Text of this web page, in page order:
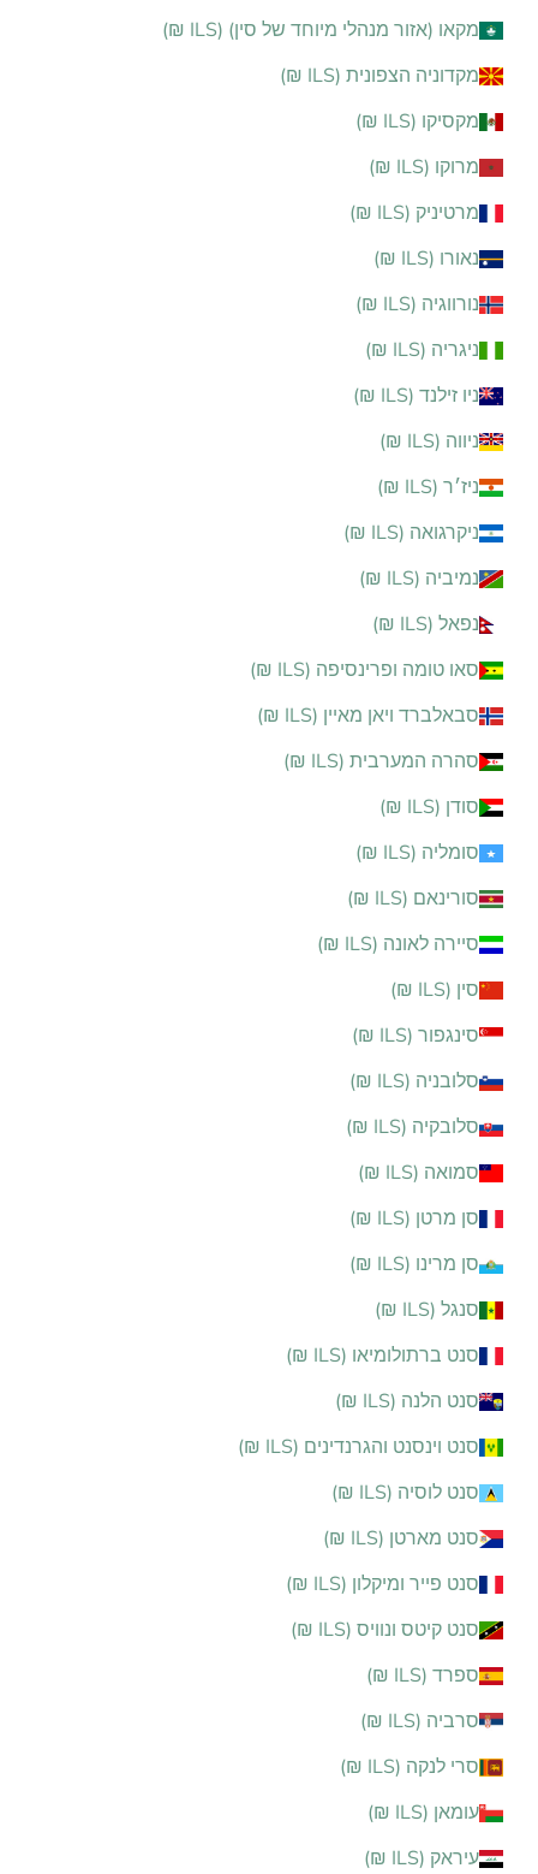
מקאו (אזור מנהלי מיוחד של סין) (ILS ₪)
מקדוניה הצפונית (ILS ₪)
מקסיקו (ILS ₪)
מרוקו (ILS ₪)
מרטיניק (ILS ₪)
נאורו (ILS ₪)
נורווגיה (ILS ₪)
ניגריה (ILS ₪)
ניו זילנד (ILS ₪)
ניווה (ILS ₪)
ניז׳ר (ILS ₪)
ניקרגואה (ILS ₪)
נמיביה (ILS ₪)
נפאל (ILS ₪)
סאו טומה ופרינסיפה (ILS ₪)
סבאלברד ויאן מאיין (ILS ₪)
סהרה המערבית (ILS ₪)
סודן (ILS ₪)
סומליה (ILS ₪)
סורינאם (ILS ₪)
סיירה לאונה (ILS ₪)
סין (ILS ₪)
סינגפור (ILS ₪)
סלובניה (ILS ₪)
סלובקיה (ILS ₪)
סמואה (ILS ₪)
סן מרטן (ILS ₪)
סן מרינו (ILS ₪)
סנגל (ILS ₪)
סנט ברתולומיאו (ILS ₪)
סנט הלנה (ILS ₪)
סנט וינסנט והגרנדינים (ILS ₪)
סנט לוסיה (ILS ₪)
סנט מארטן (ILS ₪)
סנט פייר ומיקלון (ILS ₪)
סנט קיטס ונוויס (ILS ₪)
ספרד (ILS ₪)
סרביה (ILS ₪)
סרי לנקה (ILS ₪)
עומאן (ILS ₪)
עיראק (ILS ₪)